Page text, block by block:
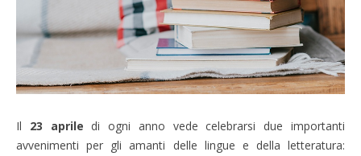
Il 23 aprile di ogni anno vede celebrarsi due importanti
avvenimenti per gli amanti delle lingue e della letteratura: